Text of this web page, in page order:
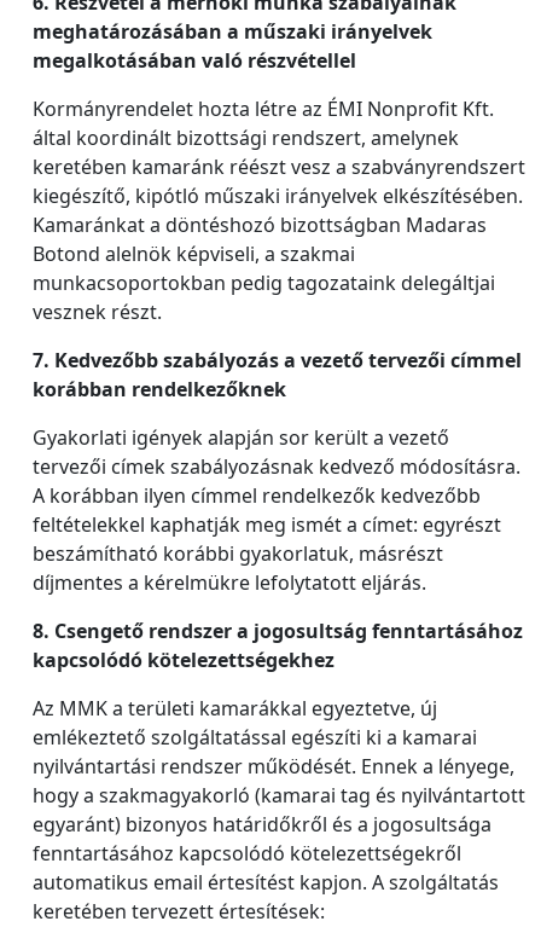
meghatározásában a műszaki irányelvek
megalkotásában való részvétellel
Kormányrendelet hozta létre az ÉMI Nonprofit Kft.
által koordinált bizottsági rendszert, amelynek
keretében kamaránk réészt vesz a szabványrendszert
kiegészítő, kipótló műszaki irányelvek elkészítésében.
Kamaránkat a döntéshozó bizottságban Madaras
Botond alelnök képviseli, a szakmai
munkacsoportokban pedig tagozataink delegáltjai
vesznek részt.
7. Kedvezőbb szabályozás a vezető tervezői címmel
korábban rendelkezőknek
Gyakorlati igények alapján sor került a vezető
tervezői címek szabályozásnak kedvező módosításra.
A korábban ilyen címmel rendelkezők kedvezőbb
feltételekkel kaphatják meg ismét a címet: egyrészt
beszámítható korábbi gyakorlatuk, másrészt
díjmentes a kérelmükre lefolytatott eljárás.
8. Csengető rendszer a jogosultság fenntartásához
kapcsolódó kötelezettségekhez
Az MMK a területi kamarákkal egyeztetve, új
emlékeztető szolgáltatással egészíti ki a kamarai
nyilvántartási rendszer működését. Ennek a lényege,
hogy a szakmagyakorló (kamarai tag és nyilvántartott
egyaránt) bizonyos határidőkről és a jogosultsága
fenntartásához kapcsolódó kötelezettségekről
automatikus email értesítést kapjon. A szolgáltatás
keretében tervezett értesítések: